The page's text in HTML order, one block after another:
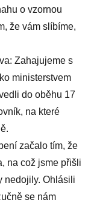
o vzornou
že vám slíbíme,
Zahajujeme s
ministerstvem
do oběhu 17
na které
začalo tím, že
na což jsme přišli
nedojily. Ohlásili
se nám